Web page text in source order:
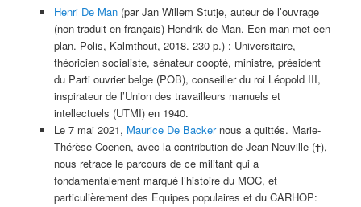
Henri De Man(par Jan Willem Stutje, auteur de l’ouvrage
(non traduit en français) Hendrik de Man. Een man met een
plan. Polis, Kalmthout, 2018. 230 p.) : Universitaire,
théoricien socialiste, sénateur coopté, ministre, président
du Parti ouvrier belge (POB), conseiller du roi Léopold III,
inspirateur de l’Union des travailleurs manuels et
intellectuels (UTMI) en 1940.
Le 7 mai 2021, Maurice De Backernous a quittés. Marie-
Thérèse Coenen, avec la contribution de Jean Neuville (†),
nous retrace le parcours de ce militant qui a
fondamentalement marqué l’histoire du MOC, et
particulièrement des Equipes populaires et du CARHOP: